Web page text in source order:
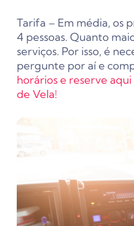
Tarifa – Em média, os
4 pessoas. Quanto
serviços. Por isso, é
pergunte por aí e
horários e reserve
de Vela!